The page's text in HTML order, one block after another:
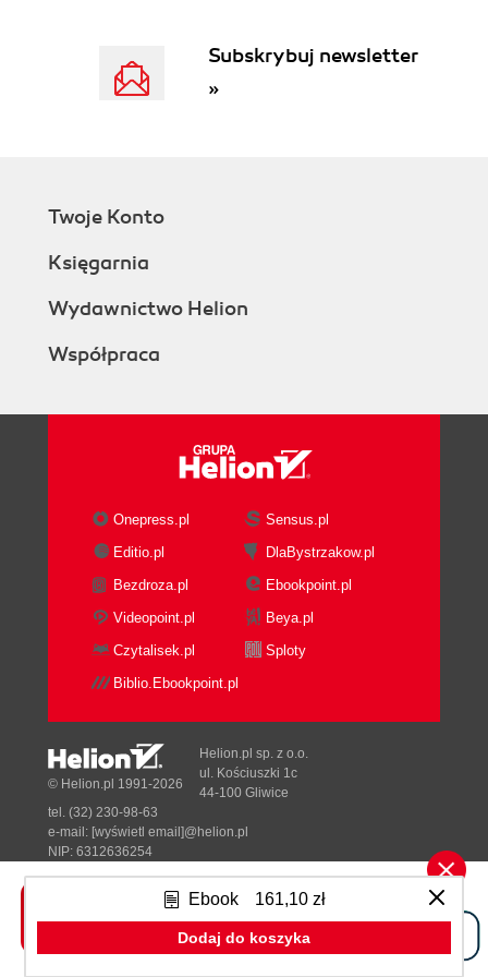
Getting ready
How to do it
Splitting a worksheet by categorical
Creating a subset of data in a new
worksheet
Getting ready
How it works
There's more
See also
Extracting values from a date/time
Getting ready
How to do it
How it works
Calculator basic functions
Getting ready
How to do it
There's more
See also
Calculator using an if statement
Getting ready
Ebook 161,10 zł
Dodaj do koszyka
Subskrybuj newsletter
»
Twoje Konto
Księgarnia
Wydawnictwo Helion
Współpraca
Onepress.pl
Sensus.pl
Editio.pl
DlaBystrzakow.pl
Bezdroza.pl
Ebookpoint.pl
Videopoint.pl
Beya.pl
Czytalisek.pl
Sploty
Biblio.Ebookpoint.pl
Tonik.pl
© Helion.pl 1991-2026
Helion.pl sp. z o.o.
ul. Kościuszki 1c
44-100 Gliwice
tel. (32) 230-98-63
e-mail: [wyświetl email]@helion.pl
NIP: 6312636254